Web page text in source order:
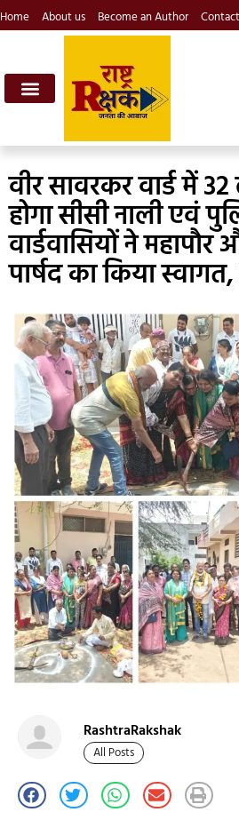
Home About us Become an Author
वीर सावरकर वार्ड में
होगा सीसी नाली एवं
वार्डवासियों ने महापौर
पार्षद का किया
RashtraRakshak
All Posts